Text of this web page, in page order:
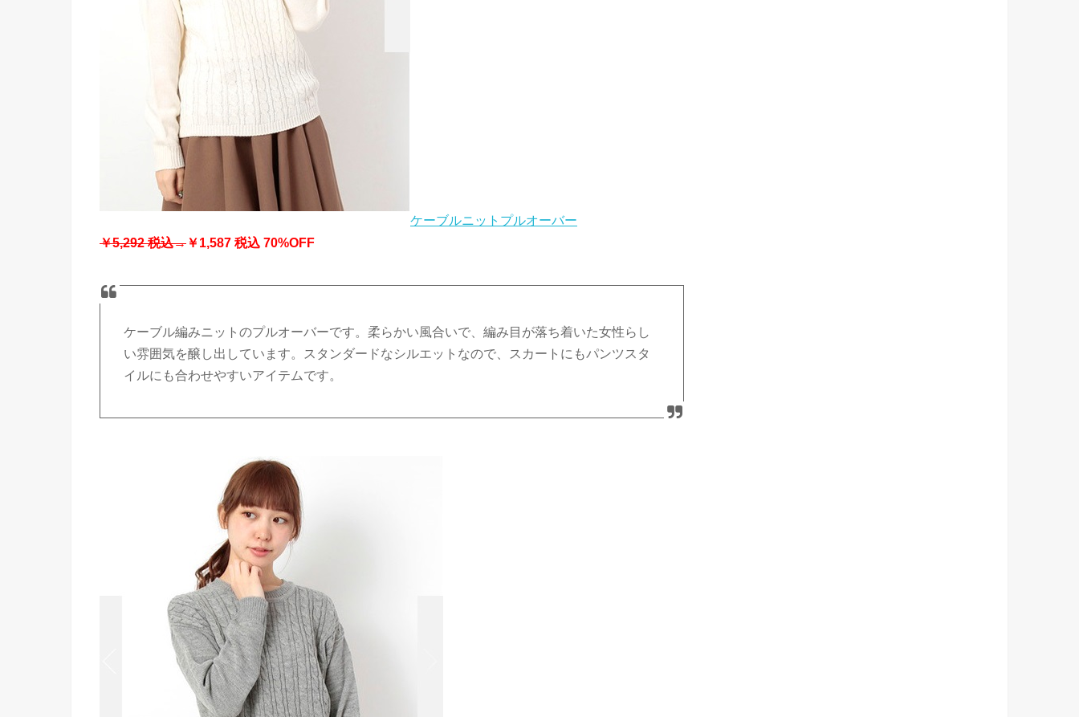
ケーブルニットプルオーバー
￥5,292 税込→￥1,587 税込 70%OFF
ケーブル編みニットのプルオーバーです。柔らかい風合いで、編み目が落ち着いた女性らし
い雰囲気を醸し出しています。スタンダードなシルエットなので、スカートにもパンツスタ
イルにも合わせやすいアイテムです。